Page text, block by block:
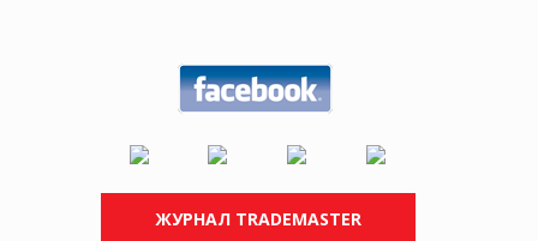
ЖУРНАЛ TRADEMASTER